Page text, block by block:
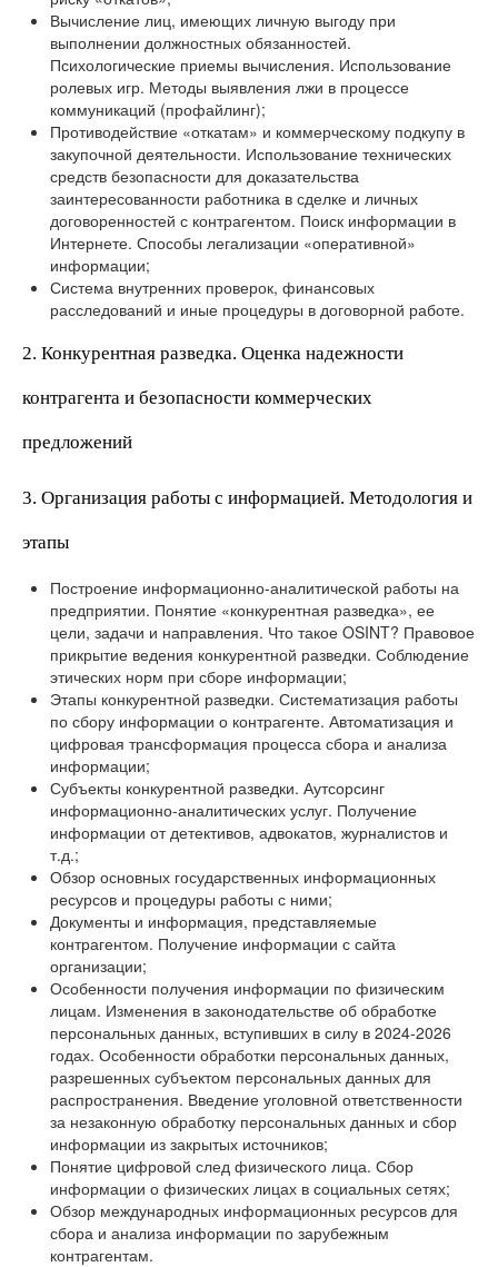
Вычисление лиц, имеющих личную выгоду при
выполнении должностных обязанностей.
Психологические приемы вычисления. Использование
ролевых игр. Методы выявления лжи в процессе
коммуникаций (профайлинг);
Противодействие «откатам» и коммерческому подкупу в
закупочной деятельности. Использование технических
средств безопасности для доказательства
заинтересованности работника в сделке и личных
договоренностей с контрагентом. Поиск информации в
Интернете. Способы легализации «оперативной»
информации;
Система внутренних проверок, финансовых
расследований и иные процедуры в договорной работе.
2. Конкурентная разведка. Оценка надежности
контрагента и безопасности коммерческих
предложений
3. Организация работы с информацией. Методология и
этапы
Построение информационно-аналитической работы на
предприятии. Понятие «конкурентная разведка», ее
цели, задачи и направления. Что такое OSINT? Правовое
прикрытие ведения конкурентной разведки. Соблюдение
этических норм при сборе информации;
Этапы конкурентной разведки. Систематизация работы
по сбору информации о контрагенте. Автоматизация и
цифровая трансформация процесса сбора и анализа
информации;
Субъекты конкурентной разведки. Аутсорсинг
информационно-аналитических услуг. Получение
информации от детективов, адвокатов, журналистов и
т.д.;
Обзор основных государственных информационных
ресурсов и процедуры работы с ними;
Документы и информация, представляемые
контрагентом. Получение информации с сайта
организации;
Особенности получения информации по физическим
лицам. Изменения в законодательстве об обработке
персональных данных, вступивших в силу в 2024-2026
годах. Особенности обработки персональных данных,
разрешенных субъектом персональных данных для
распространения. Введение уголовной ответственности
за незаконную обработку персональных данных и сбор
информации из закрытых источников;
Понятие цифровой след физического лица. Сбор
информации о физических лицах в социальных сетях;
Обзор международных информационных ресурсов для
сбора и анализа информации по зарубежным
контрагентам.